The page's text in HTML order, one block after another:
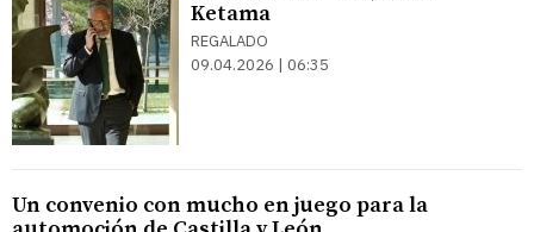
Ketama
REGALADO
09.04.2026 | 06:35
Un convenio con mucho en juego para la